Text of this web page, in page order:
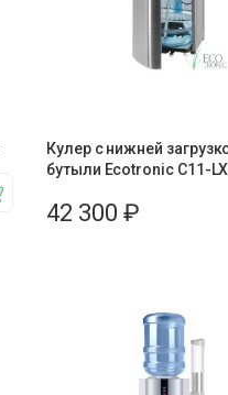
Кулер с нижней
бутыли Ecotronic C11-
42 300 ₽